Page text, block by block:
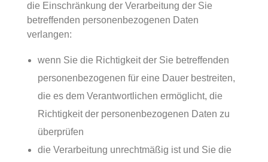
die Einschränkung der Verarbeitung der Sie
betreffenden personenbezogenen Daten
verlangen:
wenn Sie die Richtigkeit der Sie betreffenden
personenbezogenen für eine Dauer bestreiten,
die es dem Verantwortlichen ermöglicht, die
Richtigkeit der personenbezogenen Daten zu
überprüfen
die Verarbeitung unrechtmäßig ist und Sie die